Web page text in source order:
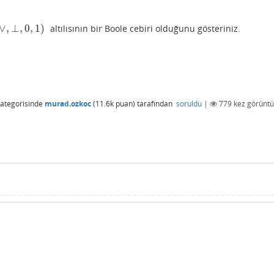
∨, ⊥,0, 1)
,1) altılısının bir Boole cebiri olduğunu gösteriniz.
murad.ozkoc(11.6k puan) tarafından soruldu | 779 kez